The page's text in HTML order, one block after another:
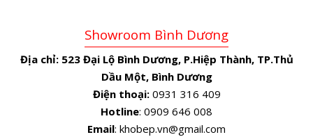
Showroom Bình Dương
Địa chỉ: 523 Đại Lộ Bình Dương, P.Hiệp Thành, TP.Thủ
Dầu Một, Bình Dương
Điện thoại:0931 316 409
Hotline: 0909 646 008
Email: khobep.vn@gmail.com